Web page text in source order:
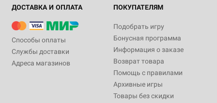
ДОСТАВКА И ОПЛАТА
Способы оплаты
Службы доставки
Адреса магазинов
ПОКУПАТЕЛЯМ
Подобрать игру
Бонусная программа
Информация о заказе
Возврат товара
Помощь с правилами
Архивные игры
Товары без скидки